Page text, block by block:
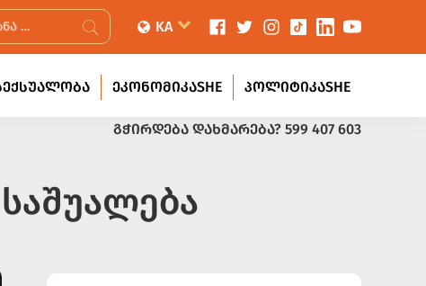
KA
ᲔᲙᲝᲜᲝᲛᲘᲙᲐSHE ᲞᲝᲚᲘᲢᲘᲙᲐSHE
ᲒᲭᲘᲠᲓᲔᲑᲐ ᲓᲐᲮᲛᲐᲠᲔᲑᲐ? 599 407 603